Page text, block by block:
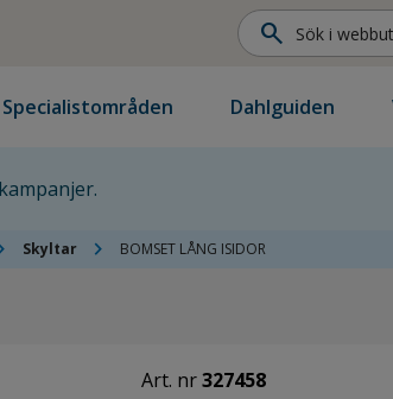
search
Specialistområden Dahlguiden
Skyltar chevron_right BOMSET LÅNG ISIDOR
Art. nr327458